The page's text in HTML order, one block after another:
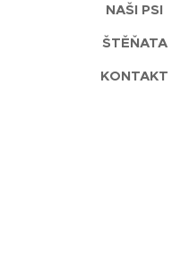
NAŠI PSI
ŠTĚŇATA
KONTAKT